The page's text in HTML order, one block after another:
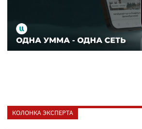
КОЛОНКА ЭКСПЕРТА